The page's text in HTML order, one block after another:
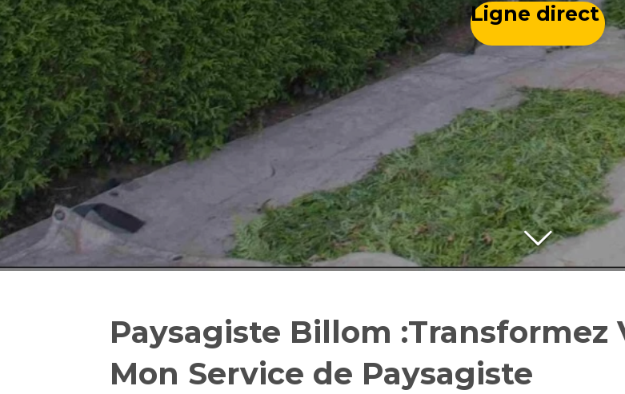
Ligne direct
Paysagiste Billom :Transformez
Mon Service de Paysagiste